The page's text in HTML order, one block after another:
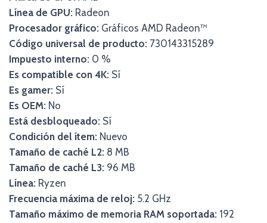
Línea de GPU: Radeon
Procesador gráfico: Gráficos AMD Radeon™
Código universal de producto: 730143315289
Impuesto interno: 0 %
Es compatible con 4K: Sí
Es gamer: Sí
Es OEM: No
Está desbloqueado: Sí
Condición del ítem: Nuevo
Tamaño de caché L2: 8 MB
Tamaño de caché L3: 96 MB
Línea: Ryzen
Frecuencia máxima de reloj: 5.2 GHz
Tamaño máximo de memoria RAM soportada: 192